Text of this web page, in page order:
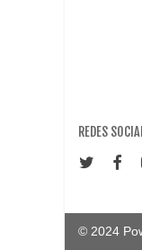
REDES
© 2024